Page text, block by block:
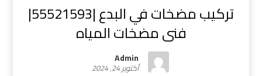
تركيب مضخات في البدع |55521593|
فنى مضخات المياه
Admin
أكتوبر 24, 2024